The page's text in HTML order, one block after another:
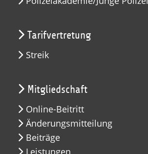
Tarifvertretung
Streik
Mitgliedschaft
Online-Beitritt
Änderungsmitteilung
Beiträge
Leistungen